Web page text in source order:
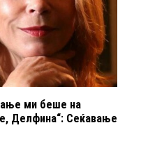
ми беше на
Делфина“: Сеќавање